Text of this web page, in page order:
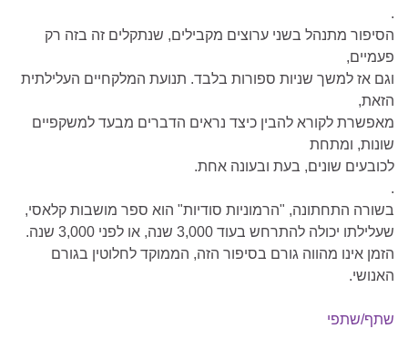
.
הסיפור מתנהל בשני ערוצים מקבילים, שנתקלים זה בזה רק
פעמיים,
וגם אז למשך שניות ספורות בלבד. תנועת המלקחיים העלילתית
הזאת,
מאפשרת לקורא להבין כיצד נראים הדברים מבעד למשקפיים
שונות, ומתחת
לכובעים שונים, בעת ובעונה אחת.
.
בשורה התחתונה, "הרמוניות סודיות" הוא ספר מושבות קלאסי,
שעלילתו יכולה להתרחש בעוד 3,000 שנה, או לפני 3,000 שנה.
הזמן אינו מהווה גורם בסיפור הזה, הממוקד לחלוטין בגורם
האנושי.
שתף/שתפי